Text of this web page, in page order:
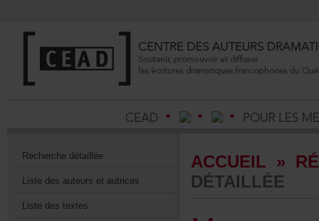
Recherchedétaillée
Listedesauteursetautrices
Listedestextes
ACCUEIL »
DÉTAILLÉE